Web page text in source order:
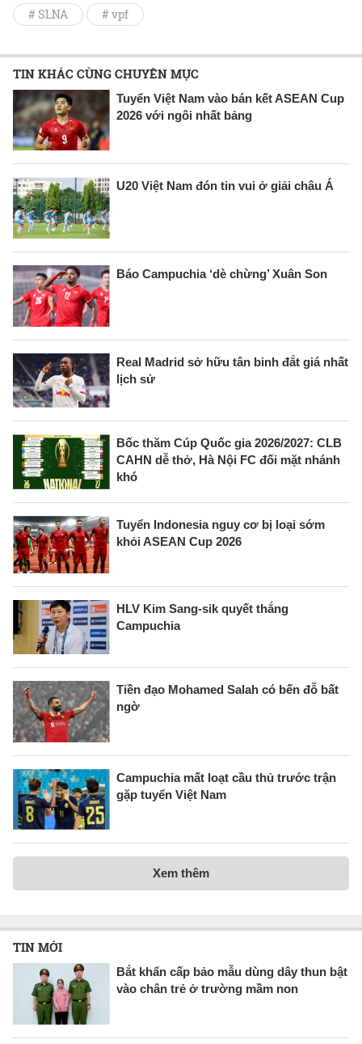
# SLNA # vpf
TIN KHÁC CÙNG CHUYÊN MỤC
Tuyển Việt Nam vào bán kết ASEAN Cup
2026 với ngôi nhất bảng
U20 Việt Nam đón tin vui ở giải châu Á
Báo Campuchia ‘dè chừng’ Xuân Son
Real Madrid sở hữu tân binh đắt giá nhất
lịch sử
Bốc thăm Cúp Quốc gia 2026/2027: CLB
CAHN dễ thở, Hà Nội FC đối mặt nhánh
khó
Tuyển Indonesia nguy cơ bị loại sớm
khỏi ASEAN Cup 2026
HLV Kim Sang-sik quyết thắng
Campuchia
Tiền đạo Mohamed Salah có bến đỗ bất
ngờ
Campuchia mất loạt cầu thủ trước trận
gặp tuyển Việt Nam
Xem thêm
TIN MỚI
Bắt khẩn cấp bảo mẫu dùng dây thun bật
vào chân trẻ ở trường mầm non